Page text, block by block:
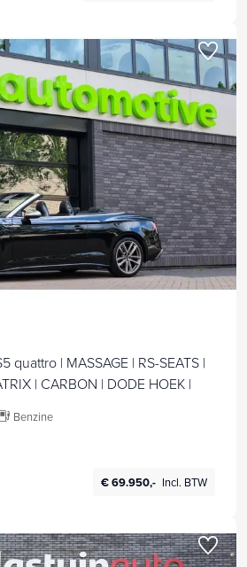
quattro | MASSAGE | RS-SEATS |
| CARBON | DODE HOEK |
Benzine
€ 69.950,- Incl. BTW